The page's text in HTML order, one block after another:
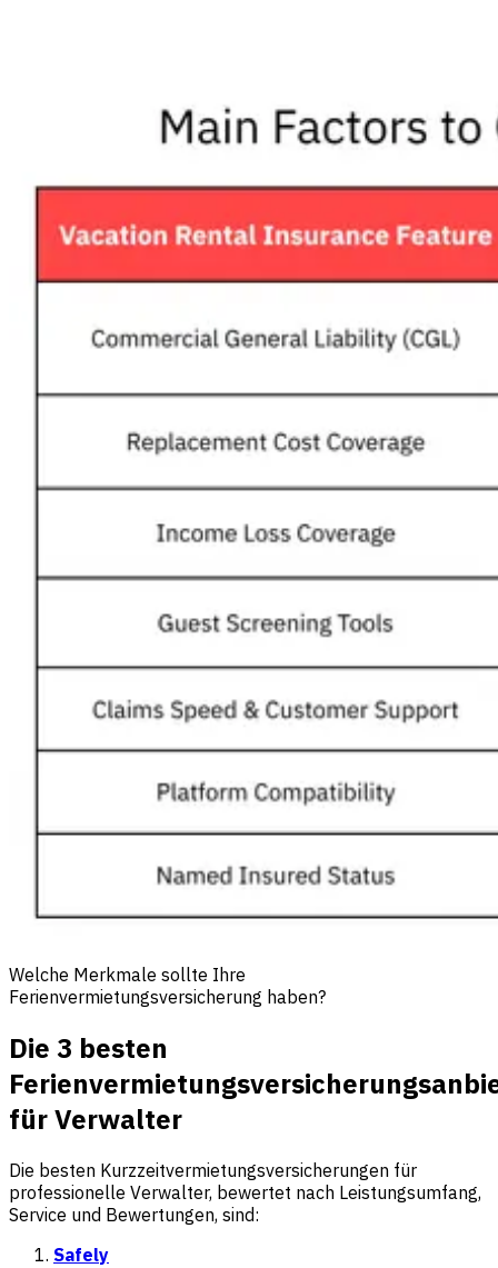
Welche Merkmale sollte Ihre
Ferienvermietungsversicherung haben?
Die 3 besten
für Verwalter
Die besten Kurzzeitvermietungsversicherungen für
professionelle Verwalter, bewertet nach Leistungsumfang,
Service und Bewertungen, sind:
Safely